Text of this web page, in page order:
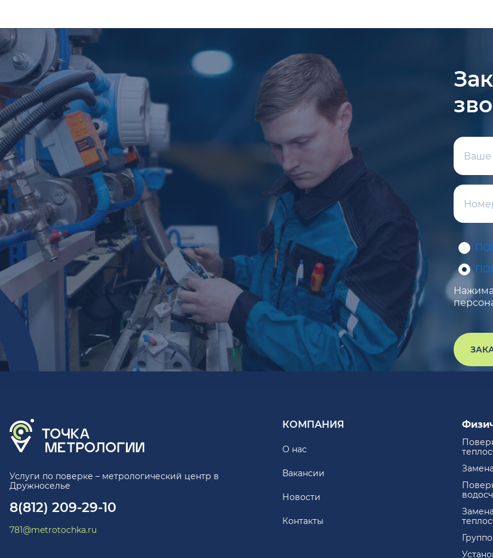
Услуги по поверке – метрологический центр в
Дружноселье
8(812) 209-29-10
781@metrotochka.ru
КОМПАНИЯ
О нас
Вакансии
Новости
Контакты